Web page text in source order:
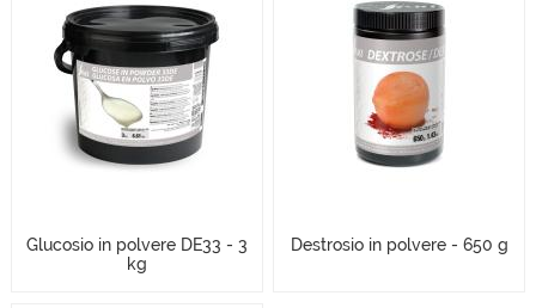
Glucosio in polvere DE33 - 3
kg
Destrosio in polvere - 650 g